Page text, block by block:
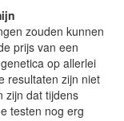
zouden kunnen
prijs van een
op allerlei
resultaten zijn niet
zijn dat tijdens
testen nog erg